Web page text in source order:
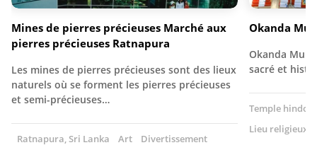
Mines de pierres précieuses Marché aux
pierres précieuses Ratnapura
Les mines de pierres précieuses sont des lieux
naturels où se forment les pierres précieuses
et semi-précieuses…
Ratnapura, Sri Lanka Art Divertissement
Okanda
Okanda
sacré et
Temple hindou
Lieu religieux